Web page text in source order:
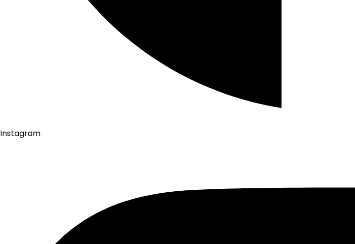
Instagram